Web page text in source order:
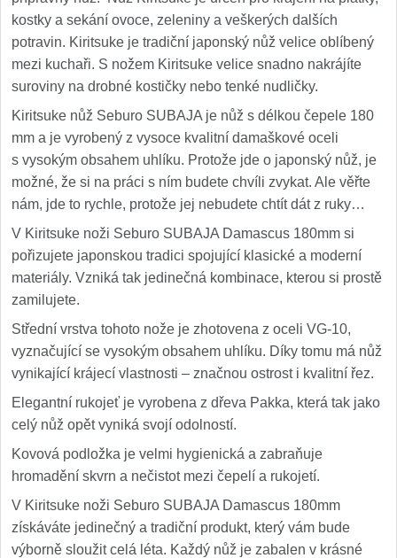
kostky a sekání ovoce, zeleniny a veškerých dalších
potravin. Kiritsuke je tradiční japonský nůž velice oblíbený
mezi kuchaři. S nožem Kiritsuke velice snadno nakrájíte
suroviny na drobné kostičky nebo tenké nudličky.
Kiritsuke nůž Seburo SUBAJA je nůž s délkou čepele 180
mm a je vyrobený z vysoce kvalitní damaškové oceli
s vysokým obsahem uhlíku. Protože jde o japonský nůž, je
možné, že si na práci s ním budete chvíli zvykat. Ale věřte
nám, jde to rychle, protože jej nebudete chtít dát z ruky…
V Kiritsuke noži Seburo SUBAJA Damascus 180mm si
pořizujete japonskou tradici spojující klasické a moderní
materiály. Vzniká tak jedinečná kombinace, kterou si prostě
zamilujete.
Střední vrstva tohoto nože je zhotovena z oceli VG-10,
vyznačující se vysokým obsahem uhlíku. Díky tomu má nůž
vynikající krájecí vlastnosti – značnou ostrost i kvalitní řez.
Elegantní rukojeť je vyrobena z dřeva Pakka, která tak jako
celý nůž opět vyniká svojí odolností.
Kovová podložka je velmi hygienická a zabraňuje
hromadění skvrn a nečistot mezi čepelí a rukojetí.
V Kiritsuke noži Seburo SUBAJA Damascus 180mm
získáváte jedinečný a tradiční produkt, který vám bude
výborně sloužit celá léta. Každý nůž je zabalen v krásné